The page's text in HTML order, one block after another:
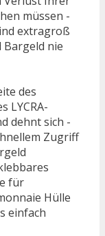
müssen -
extragroß
nie
des
LYCRA-
dehnt sich -
Zugriff
für
Hülle
einfach